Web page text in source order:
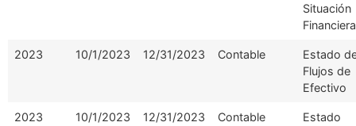
Situación
Financiera
2023 10/1/2023 12/31/2023 Contable
Estado
Flujos de
Efectivo
2023 10/1/2023 12/31/2023 Contable
Estado